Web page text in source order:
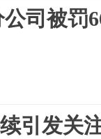
司被罚
引发关